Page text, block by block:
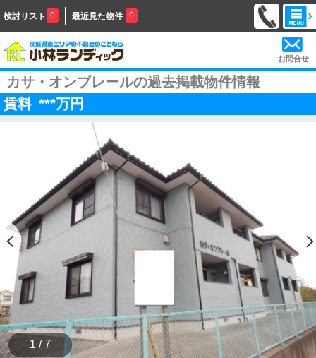
検討リスト 0 最近見た物件 0
お問合せ
カサ・オンブレールの過去掲載物件情報
賃料 ***万円
1 / 7